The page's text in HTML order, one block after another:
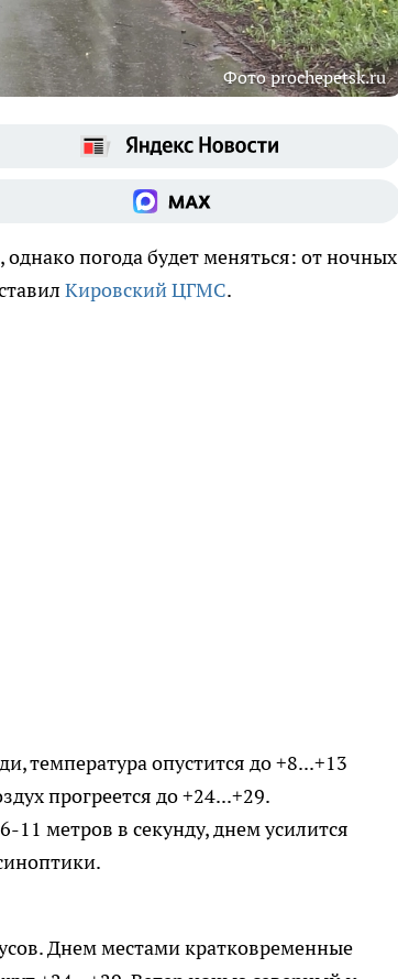
Фото prochepetsk.ru
однако погода будет меняться: от ночных
Кировский ЦГМС.
температура опустится до +8...+13
прогреется до +24...+29.
метров в секунду, днем усилится
Днем местами кратковременные